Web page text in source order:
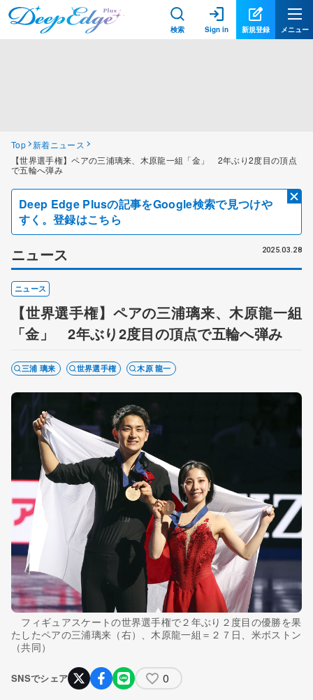
検索 Sign in 新規登録 メニュー
Top 新着ニュース
【世界選手権】ペアの三浦璃来、木原龍一組「金」 2年ぶり2度目の頂点
で五輪へ弾み
Deep Edge Plusの記事をGoogle検索で見つけや
すく。登録はこちら
ニュース 2025.03.28
ニュース
【世界選手権】ペアの三浦璃来、木原龍一組
「金」 2年ぶり2度目の頂点で五輪へ弾み
三浦 璃来 世界選手権 木原 龍一
フィギュアスケートの世界選手権で２年ぶり２度目の優勝を果
たしたペアの三浦璃来（右）、木原龍一組＝２７日、米ボストン
（共同）
SNSでシェア 0